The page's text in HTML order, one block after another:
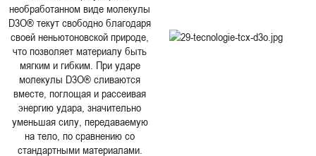
необработанном виде молекулы
D3O® текут свободно благодаря
своей неньютоновской природе,
что позволяет материалу быть
мягким и гибким. При ударе
молекулы D3O® сливаются
вместе, поглощая и рассеивая
энергию удара, значительно
уменьшая силу, передаваемую
на тело, по сравнению со
стандартными материалами.